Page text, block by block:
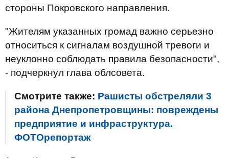
стороны Покровского направления.
"Жителям указанных громад важно серьезно
относиться к сигналам воздушной тревоги и
неуклонно соблюдать правила безопасности",
- подчеркнул глава облсовета.
Смотрите также: Рашисты обстреляли 3
района Днепропетровщины: повреждены
предприятие и инфраструктура.
ФОТОрепортаж